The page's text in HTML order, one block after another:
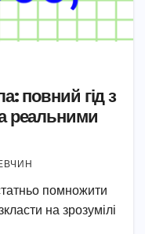
повний гід з
реальними
помножити
на зрозумілі